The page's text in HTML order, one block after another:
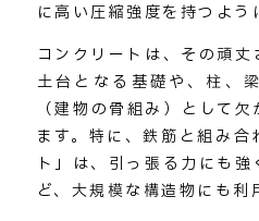
に高い圧縮強度を持つよう
コンクリートは、その頑
土台となる基礎や、柱、
（建物の骨組み）として
ます。特に、鉄筋と組み
ト」は、引っ張る力にも
ど、大規模な構造物にも利